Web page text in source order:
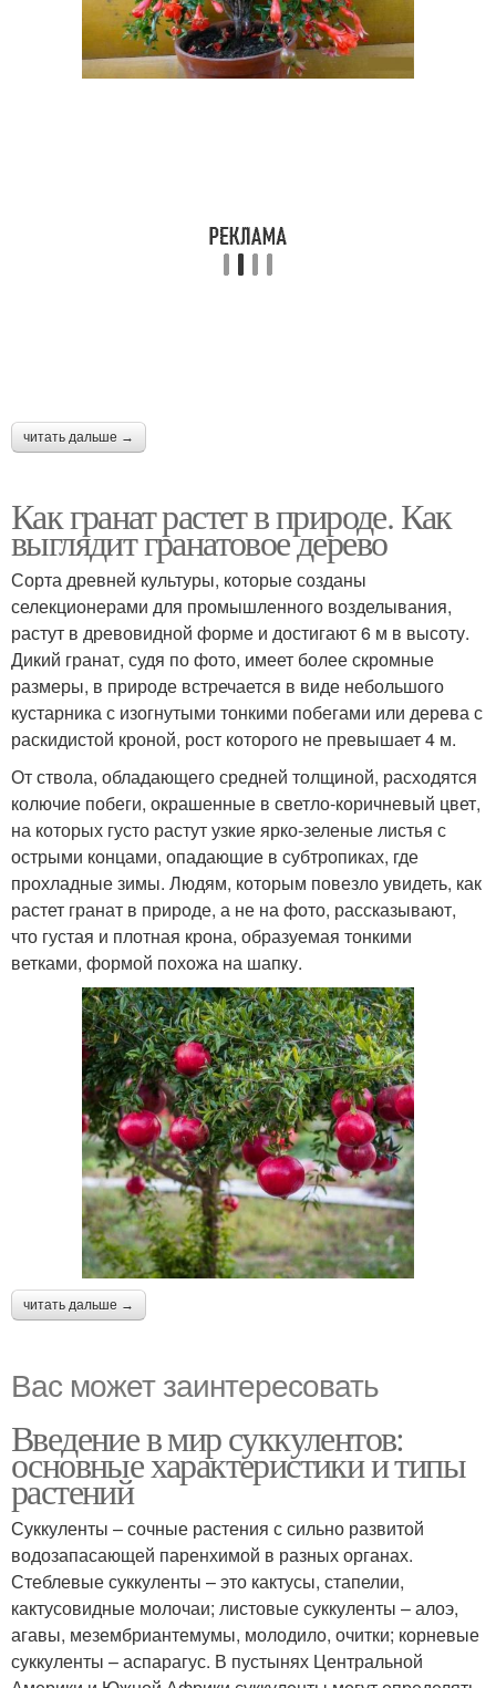
читать дальше →
Как гранат растет в природе. Как
выглядит гранатовое дерево
Сорта древней культуры, которые созданы
селекционерами для промышленного возделывания,
растут в древовидной форме и достигают 6 м в высоту.
Дикий гранат, судя по фото, имеет более скромные
размеры, в природе встречается в виде небольшого
кустарника с изогнутыми тонкими побегами или дерева с
раскидистой кроной, рост которого не превышает 4 м.
От ствола, обладающего средней толщиной, расходятся
колючие побеги, окрашенные в светло-коричневый цвет,
на которых густо растут узкие ярко-зеленые листья с
острыми концами, опадающие в субтропиках, где
прохладные зимы. Людям, которым повезло увидеть, как
растет гранат в природе, а не на фото, рассказывают,
что густая и плотная крона, образуемая тонкими
ветками, формой похожа на шапку.
читать дальше →
Вас может заинтересовать
Введение в мир суккулентов:
основные характеристики и типы
растений
Суккуленты – сочные растения с сильно развитой
водозапасающей паренхимой в разных органах.
Стеблевые суккуленты – это кактусы, стапелии,
кактусовидные молочаи; листовые суккуленты – алоэ,
агавы, мезембриантемумы, молодило, очитки; корневые
суккуленты – аспарагус. В пустынях Центральной